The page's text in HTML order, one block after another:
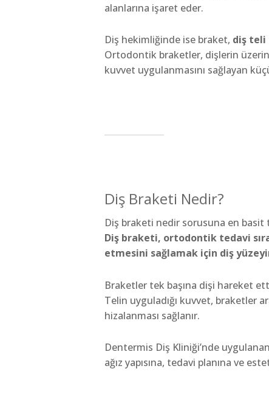
alanlarına işaret eder.
Diş hekimliğinde ise braket, diş teli
Ortodontik braketler, dişlerin
kuvvet uygulanmasını sağlayan
Diş Braketi Nedir?
Diş braketi nedir sorusuna en basit
Diş braketi, ortodontik tedavi
etmesini sağlamak için diş
Braketler tek başına dişi hareket
Telin uyguladığı kuvvet, braketler
hizalanması sağlanır.
Dentermis Diş Kliniği’nde
ağız yapısına, tedavi planına ve